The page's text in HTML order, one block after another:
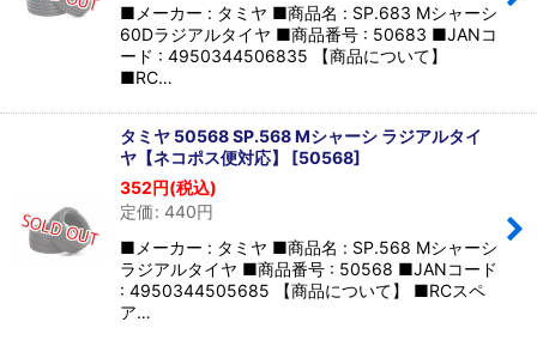
■メーカー : タミヤ ■商品名 : SP.683 Mシャーシ
60Dラジアルタイヤ ■商品番号 : 50683 ■JANコ
ード : 4950344506835 【商品について】
■RC…
タミヤ 50568 SP.568 Mシャーシ ラジアルタイ
ヤ【ネコポス便対応】 [50568]
352円(税込)
定価: 440円
■メーカー : タミヤ ■商品名 : SP.568 Mシャーシ
ラジアルタイヤ ■商品番号 : 50568 ■JANコード
: 4950344505685 【商品について】 ■RCスペ
ア…